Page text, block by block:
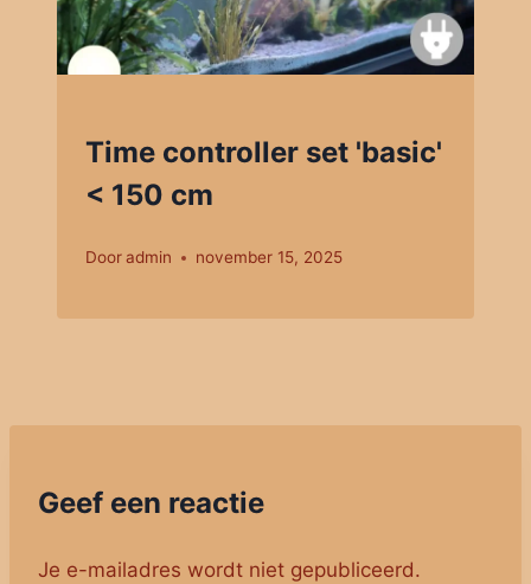
Time controller set 'basic'
< 150 cm
Dooradmin november 15, 2025
Geef een reactie
Je e-mailadres wordt niet gepubliceerd.